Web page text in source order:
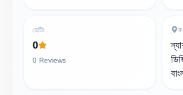
রেটিং
0
0 Reviews